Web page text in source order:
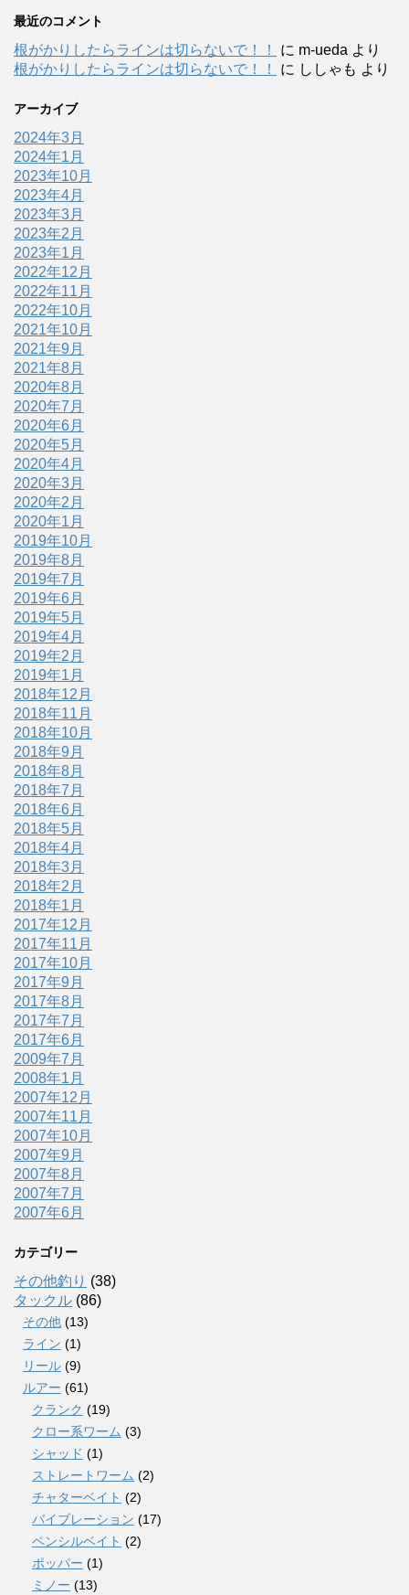
最近のコメント
根がかりしたらラインは切らないで！！ に m-ueda より
根がかりしたらラインは切らないで！！
に ししゃも より
アーカイブ
2024年3月
2024年1月
2023年10月
2023年4月
2023年3月
2023年2月
2023年1月
2022年12月
2022年11月
2022年10月
2021年10月
2021年9月
2021年8月
2020年8月
2020年7月
2020年6月
2020年5月
2020年4月
2020年3月
2020年2月
2020年1月
2019年10月
2019年8月
2019年7月
2019年6月
2019年5月
2019年4月
2019年2月
2019年1月
2018年12月
2018年11月
2018年10月
2018年9月
2018年8月
2018年7月
2018年6月
2018年5月
2018年4月
2018年3月
2018年2月
2018年1月
2017年12月
2017年11月
2017年10月
2017年9月
2017年8月
2017年7月
2017年6月
2009年7月
2008年1月
2007年12月
2007年11月
2007年10月
2007年9月
2007年8月
2007年7月
2007年6月
カテゴリー
その他釣り (38)
タックル (86)
その他 (13)
ライン (1)
リール (9)
ルアー (61)
クランク (19)
クロー系ワーム (3)
シャッド (1)
ストレートワーム (2)
チャターベイト (2)
バイブレーション (17)
ペンシルベイト (2)
ポッパー (1)
ミノー (13)